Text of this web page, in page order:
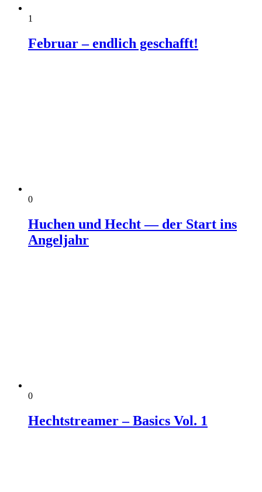
1
Februar – endlich geschafft!
0
Huchen und Hecht — der Start ins
Angeljahr
0
Hechtstreamer – Basics Vol. 1